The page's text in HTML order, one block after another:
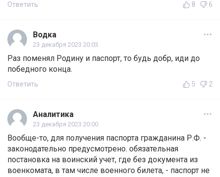
Ответить 8 6
Водка
23 декабря 2023 20:03
Раз поменял Родину и паспорт, то будь добр, иди до
победного конца.
Ответить 5 2
Аналитика
23 декабря 2023 20:00
Вообще-то, для получения паспорта гражданина Р.Ф. -
законодательно предусмотрено. обязательная
постановка на воинский учет, где без документа из
военкомата, в там числе военного билета, - паспорт не